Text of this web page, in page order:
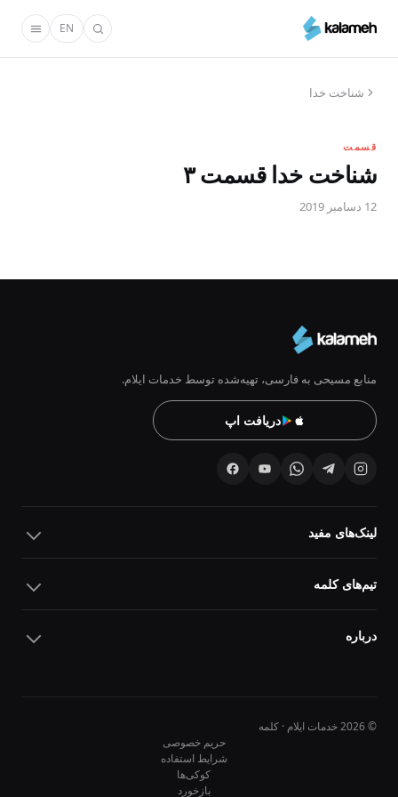
محتوای
EN
شناخت خدا
قسمت
شناخت خدا قسمت ۳
12 دسامبر 2019
منابع مسیحی به فارسی، تهیه‌شده توسط خدمات ایلام.
دریافت اپ
لینک‌های مفید
تیم‌های کلمه
درباره
© 2026 خدمات ایلام · کلمه
حریم خصوصی
شرایط استفاده
کوکی‌ها
بازخورد
10